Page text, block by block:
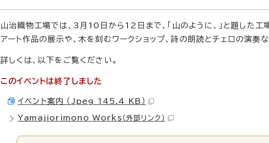
山治織物工場では、3月10日から12日まで、「山のように、」と題した工
アート作品の展示や、木を刻むワークショップ、詩の朗読とチェロの演奏
詳しくは、以下をご覧ください。
このイベントは終了しました
イベント案内 （Jpeg 145.4 KB）
Yamajiorimono Works （外部リンク）